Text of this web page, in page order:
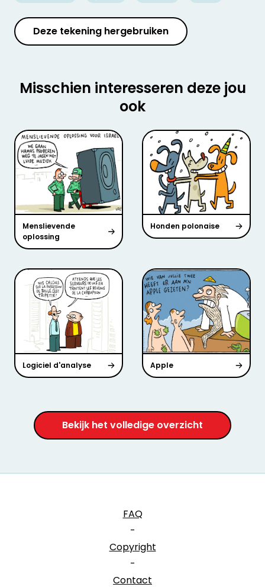
Deze tekening hergebruiken
Misschien interesseren deze jou
ook
Menslievende
oplossing
Honden polonaise
Logiciel d'analyse Apple
Bekijk het volledige overzicht
FAQ
-
Copyright
-
Contact